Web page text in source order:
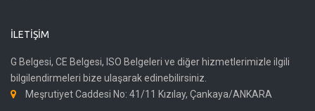
İLETIŞIM
G Belgesi, CE Belgesi, ISO Belgeleri ve diğer hizmetlerimizle ilgili
bilgilendirmeleri bize ulaşarak edinebilirsiniz.
Meşrutiyet Caddesi No: 41/11 Kızılay, Çankaya/ANKARA